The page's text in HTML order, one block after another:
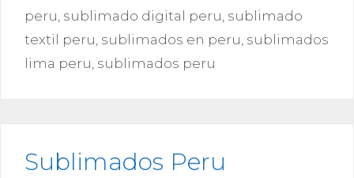
peru sublimado digital peru sublimado
textil peru sublimados en peru sublimados
lima peru sublimados peru
Sublimados Peru